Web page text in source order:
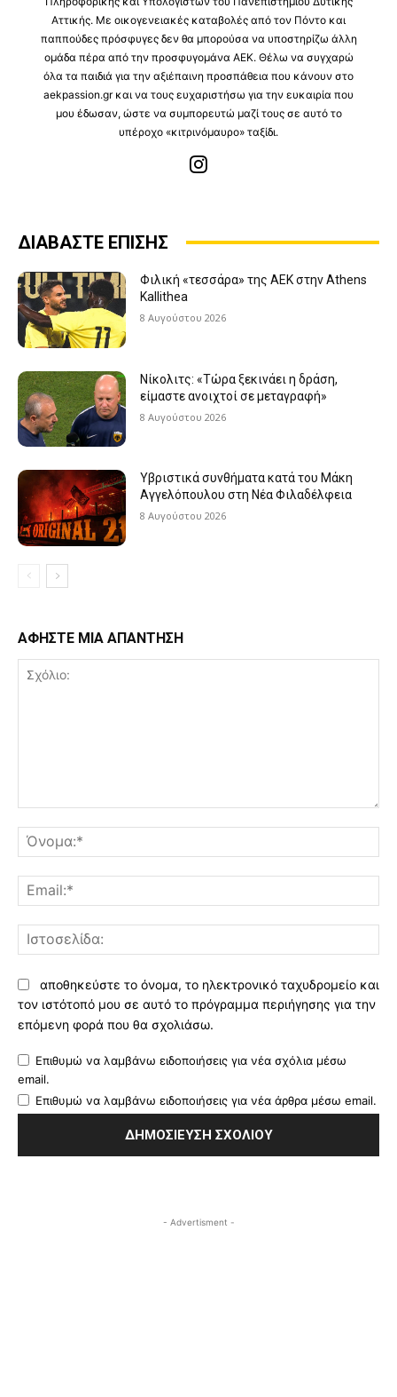
Αττικής. Με οικογενειακές καταβολές από τον Πόντο και
παππούδες πρόσφυγες δεν θα μπορούσα να υποστηρίζω άλλη
ομάδα πέρα από την προσφυγομάνα ΑΕΚ. Θέλω να συγχαρώ
όλα τα παιδιά για την αξιέπαινη προσπάθεια που κάνουν στο
aekpassion.gr και να τους ευχαριστήσω για την ευκαιρία που
μου έδωσαν, ώστε να συμπορευτώ μαζί τους σε αυτό το
υπέροχο «κιτρινόμαυρο» ταξίδι.
ΔΙΑΒΑΣΤΕ ΕΠΙΣΗΣ
Φιλική «τεσσάρα» της ΑΕΚ στην Athens
Kallithea
8 Αυγούστου 2026
Νίκολιτς: «Τώρα ξεκινάει η δράση,
είμαστε ανοιχτοί σε μεταγραφή»
8 Αυγούστου 2026
Υβριστικά συνθήματα κατά του Μάκη
Αγγελόπουλου στη Νέα Φιλαδέλφεια
8 Αυγούστου 2026
ΑΦΗΣΤΕ ΜΙΑ ΑΠΑΝΤΗΣΗ
αποθηκεύστε το όνομα, το ηλεκτρονικό ταχυδρομείο και
τον ιστότοπό μου σε αυτό το πρόγραμμα περιήγησης για την
επόμενη φορά που θα σχολιάσω.
Επιθυμώ να λαμβάνω ειδοποιήσεις για νέα σχόλια μέσω
email.
Επιθυμώ να λαμβάνω ειδοποιήσεις για νέα άρθρα μέσω email.
- Advertisment -